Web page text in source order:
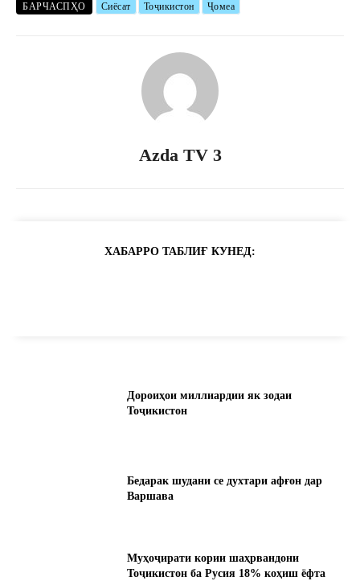
БАРЧАСПҲО Сиёсат Тоҷикистон Ҷомеа
Azda TV 3
ХАБАРРО ТАБЛИҒ КУНЕД:
Дороиҳои миллиардии як зодаи
Тоҷикистон
Бедарак шудани се духтари афғон дар
Варшава
Муҳоҷирати кории шаҳрвандони
Тоҷикистон ба Русия 18% коҳиш ёфта